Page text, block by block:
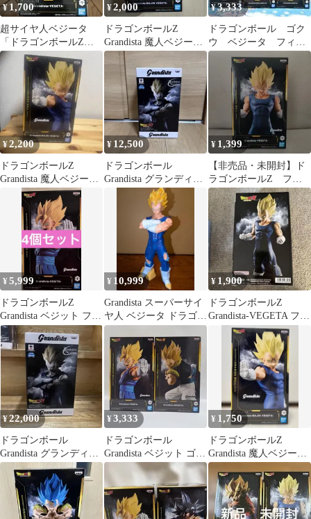
¥ 1,700
超サイヤ人ベジータ
「ドラゴンボールZ」
Grandista -VEGETA-
¥2,000
ドラゴンボールZ
Grandista 魔人ベジー
タ フィギュア
¥3,333
ドラゴンボール ゴク
ウ ベジータ フィギ
ュア
¥2,200
ドラゴンボールZ
Grandista 魔人ベジータ
フィギュア
¥ 12,500
ドラゴンボール
Grandista グランディス
タ ベジータ
¥ 1,399
【非売品・未開封】ド
ラゴンボールZ フィ
ギュア ベジータ
¥5,999
ドラゴンボールZ
Grandista ベジット フィ
ギュア 4個セット
¥ 10,999
Grandista スーパーサイ
ヤ人 ベジータ ドラゴン
ボール グランディスタ
¥1,900
ドラゴンボールZ
Grandista-VEGETA フィ
ギュア
¥22,000
ドラゴンボール
Grandista グランディス
タ ベジータ フィギュア
¥3,333
ドラゴンボール
Grandista ベジット ゴジ
ータ 2体セット[未開封
¥ 1,750
ドラゴンボールZ
Grandista 魔人ベジータ
フィギュア